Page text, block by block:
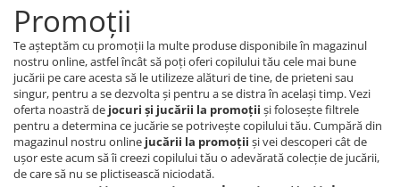
Promoţii
Te aşteptăm cu promoţii la multe produse disponibile în magazinul
nostru online, astfel încât să poţi oferi copilului tău cele mai bune
jucării pe care acesta să le utilizeze alături de tine, de prieteni sau
singur, pentru a se dezvolta şi pentru a se distra în acelaşi timp. Vezi
oferta noastră de jocuri şi jucării la promoţii şi foloseşte filtrele
pentru a determina ce jucărie se potriveşte copilului tău. Cumpără din
magazinul nostru online jucării la promoţii şi vei descoperi cât de
uşor este acum să îi creezi copilului tău o adevărată colecţie de jucării,
de care să nu se plictisească niciodată.